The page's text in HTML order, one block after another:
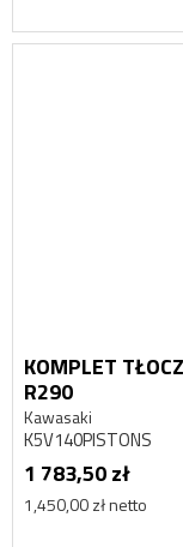
KOMPLET
R290
Kawasaki
K5V140PISTONS
1 783,50 zł
1,450,00 zł netto